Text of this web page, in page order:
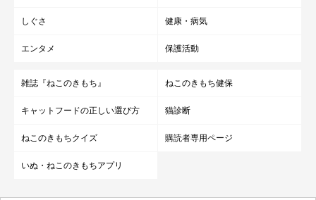
す。
正解できましたでしょうか？
全問正解なら、すごいことです！
んて！ 猫の「なぜ？」行動クイズ』（監修： 哺乳動物学者 今
しぐさ 健康・病気
エンタメ 保護活動
雑誌『ねこのきもち』 ねこのきもち健保
キャットフードの正しい選び方 猫診断
ねこのきもちクイズ 購読者専用ページ
いぬ・ねこのきもちアプリ